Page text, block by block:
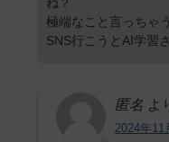
極端なこと言っちゃ
SNS行こうとAI学習
匿名 よ
2024年11